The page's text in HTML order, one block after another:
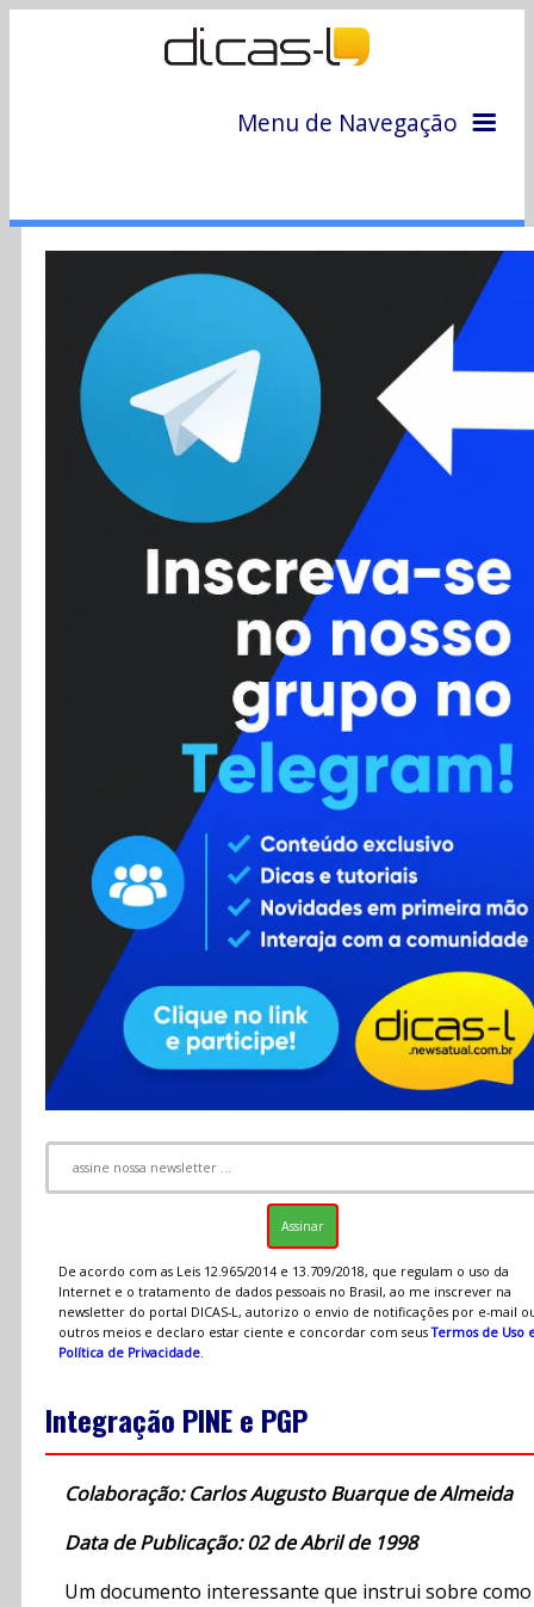
Menu de Navegação
Colunas
Colaboradores
Cursos
Enviar Dica
Contato
RSS
De acordo com as Leis 12.965/2014 e 13.709/2018, que regulam o uso da
Internet e o tratamento de dados pessoais no Brasil, ao me inscrever na
newsletter do portal DICAS-L, autorizo o envio de notificações por e-mail
outros meios e declaro estar ciente e concordar com seusTermos de Uso
Política de Privacidade.
Integração PINE e PGP
Colaboração: Carlos Augusto Buarque de Almeida
Data de Publicação: 02 de Abril de 1998
Um documento interessante que instrui sobre como